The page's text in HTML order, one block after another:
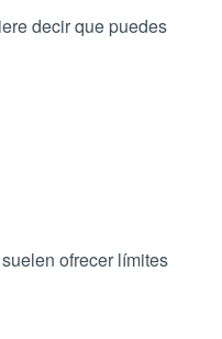
decir que puedes
ofrecer límites